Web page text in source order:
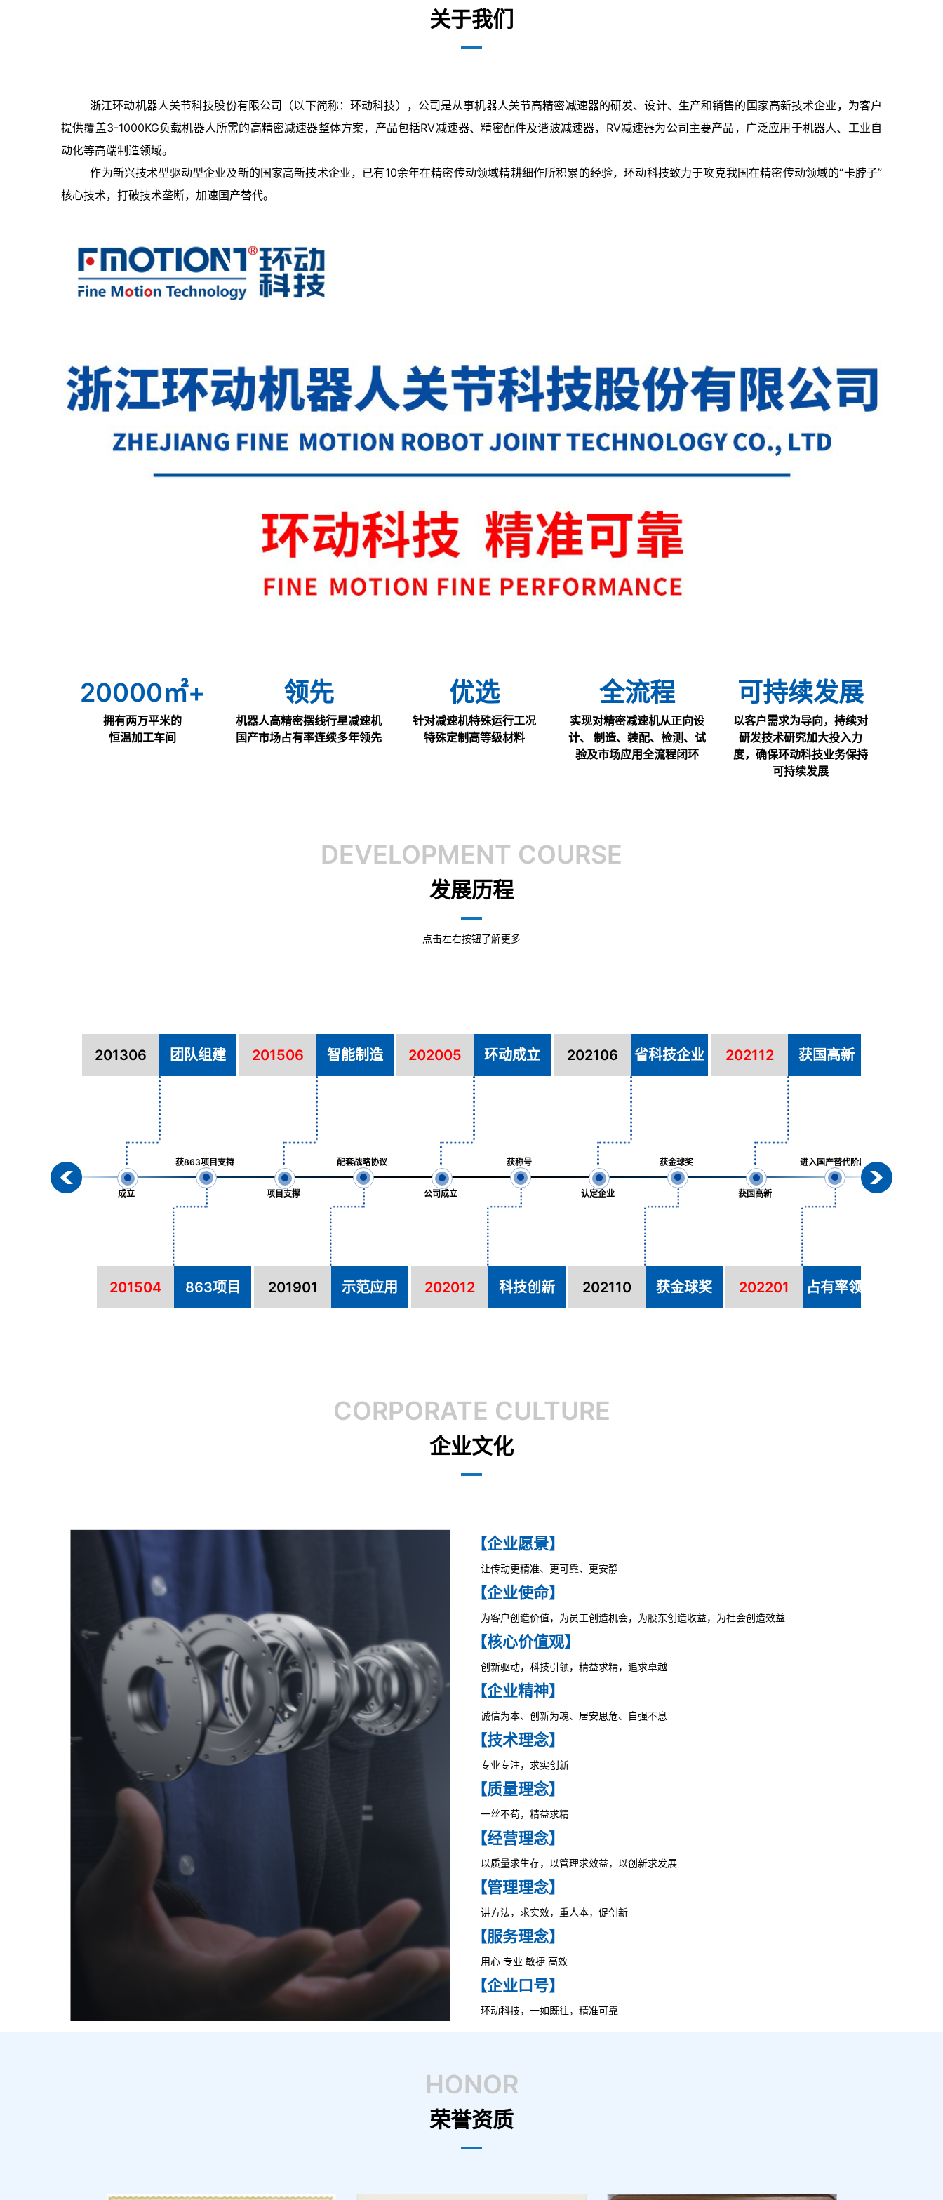
关于我们
浙江环动机器人关节科技股份有限公司（以下简称：环动科技），公司是从事机器人关节高精密减速器的研发、设计、生产和销售的国家高新技术企业，为客户
提供覆盖3-1000KG负载机器人所需的高精密减速器整体方案，产品包括RV减速器、精密配件及谐波减速器，RV减速器为公司主要产品，广泛应用于机器人、工业自
动化等高端制造领域。
作为新兴技术型驱动型企业及新的国家高新技术企业，已有10余年在精密传动领域精耕细作所积累的经验，环动科技致力于攻克我国在精密传动领域的“卡脖子”
核心技术，打破技术垄断，加速国产替代。
20000㎡+
拥有两万平米的
恒温加工车间
领先
机器人高精密摆线行星减速机
国产市场占有率连续多年领先
优选
针对减速机特殊运行工况
特殊定制高等级材料
全流程
实现对精密减速机从正向设
计、 制造、装配、检测、试
验及市场应用全流程闭环
可持续发展
以客户需求为导向，持续对
研发技术研究加大投入力
度，确保环动科技业务保持
可持续发展
DEVELOPMENT COURSE
发展历程
点击左右按钮了解更多
201306 团队组建
成立
获863项目支持
201504 863项目
201506 智能制造
项目支撑
配套战略协议
201901 示范应用
202005 环动成立
公司成立
获称号
202012 科技创新
202106 省科技企业
认定企业
获金球奖
202110 获金球奖
202112 获国高新
获国高新
进入国产替代阶段
202201 占有率领先
CORPORATE CULTURE
企业文化
【企业愿景】
让传动更精准、更可靠、更安静
【企业使命】
为客户创造价值，为员工创造机会，为股东创造收益，为社会创造效益
【核心价值观】
创新驱动，科技引领，精益求精，追求卓越
【企业精神】
诚信为本、创新为魂、居安思危、自强不息
【技术理念】
专业专注，求实创新
【质量理念】
一丝不苟，精益求精
【经营理念】
以质量求生存，以管理求效益，以创新求发展
【管理理念】
讲方法，求实效，重人本，促创新
【服务理念】
用心 专业 敏捷 高效
【企业口号】
环动科技，一如既往，精准可靠
HONOR
荣誉资质